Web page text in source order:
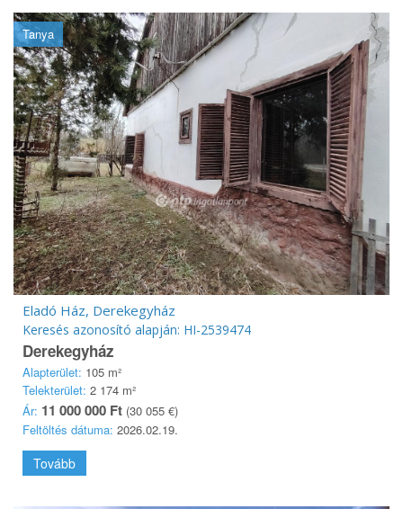
Tanya
Eladó Ház, Derekegyház
Keresés azonosító alapján: HI-2539474
Derekegyház
Alapterület: 105 m²
Telekterület: 2 174 m²
Ár: 11 000 000 Ft (30 055 €)
Feltöltés dátuma: 2026.02.19.
Tovább